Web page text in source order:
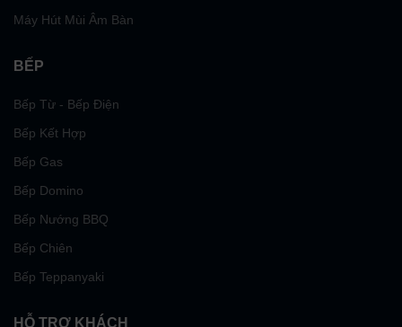
Máy Hút Mùi Âm Bàn
BẾP
Bếp Từ - Bếp Điện
Bếp Kết Hợp
Bếp Gas
Bếp Domino
Bếp Nướng BBQ
Bếp Chiên
Bếp Teppanyaki
HỖ TRỢ KHÁCH